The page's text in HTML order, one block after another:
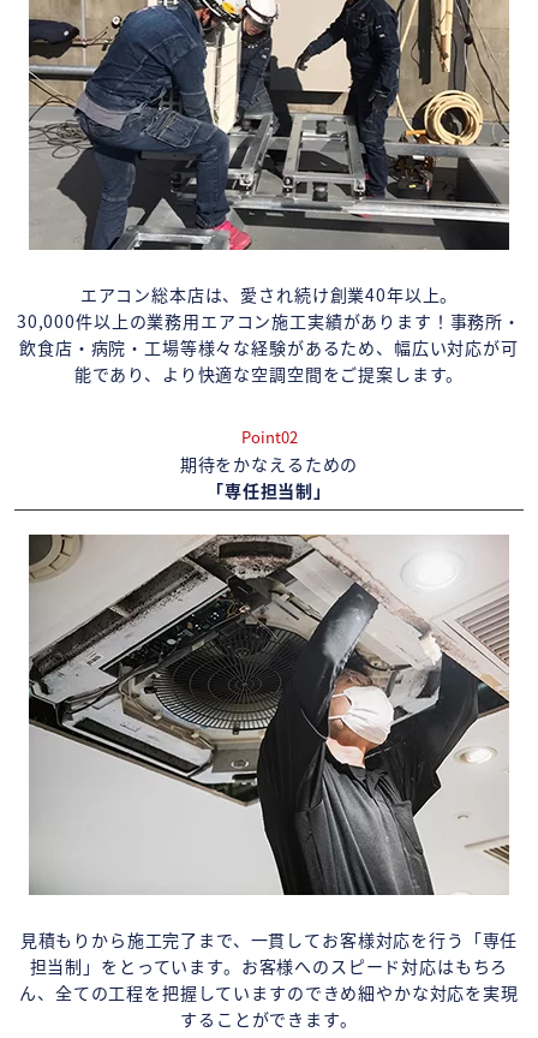
エアコン総本店は、愛され続け創業40年以上。
30,000件以上の業務用エアコン施工実績があります！事務所・
飲食店・病院・工場等様々な経験があるため、幅広い対応が可
能であり、より快適な空調空間をご提案します。
Point02
期待をかなえるための
「専任担当制」
見積もりから施工完了まで、一貫してお客様対応を行う「専任
担当制」をとっています。お客様へのスピード対応はもちろ
ん、全ての工程を把握していますのできめ細やかな対応を実現
することができます。